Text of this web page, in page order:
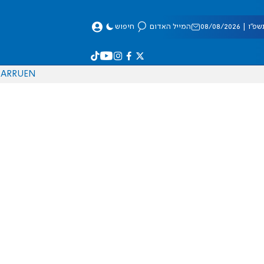
08/2026 המייל האדום חיפוש
EN
RU
AR